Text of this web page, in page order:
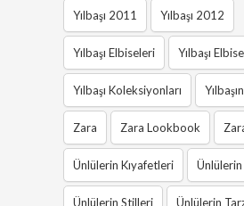
Yılbaşı 2011 Yılbaşı 2012
Yılbaşı Elbiseleri Yılbaşı
Yılbaşı Koleksiyonları
Zara Zara Lookbook
Ünlülerin Kıyafetleri
Ünlülerin Stilleri Ünlülerin